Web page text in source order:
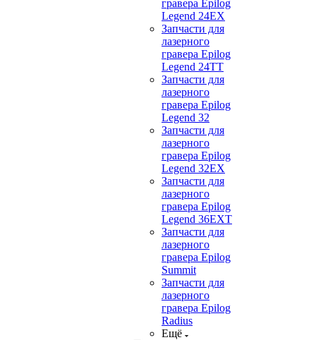
гравера Epilog
Legend 24EX
Запчасти для
лазерного
гравера Epilog
Legend 24TT
Запчасти для
лазерного
гравера Epilog
Legend 32
Запчасти для
лазерного
гравера Epilog
Legend 32EX
Запчасти для
лазерного
гравера Epilog
Legend 36EXT
Запчасти для
лазерного
гравера Epilog
Summit
Запчасти для
лазерного
гравера Epilog
Radius
Ещё